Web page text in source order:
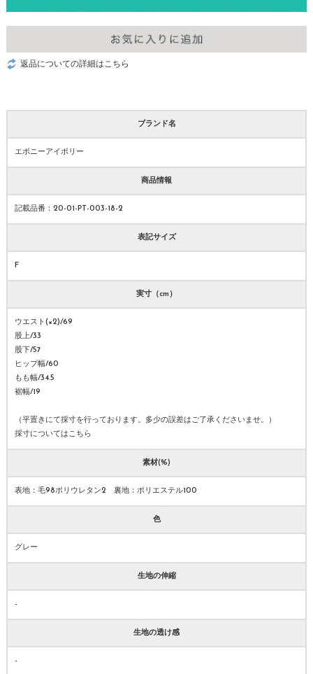
返品についての詳細はこちら
ブランド名
エボニーアイボリー
商品情報
記載品番：20-01-PT-003-18-2
表記サイズ
F
実寸（cm）
ウエスト(×2)/69
股上/33
股下/57
ヒップ幅/60
もも幅/34.5
裾幅/19
（平置きにて採寸を行っております。多少の誤差はご了承くださいませ。）
採寸についてはこちら
素材(%)
表地：毛98ポリウレタン2 裏地：ポリエステル100
色
グレー
生地の伸縮
-
生地の透け感
-